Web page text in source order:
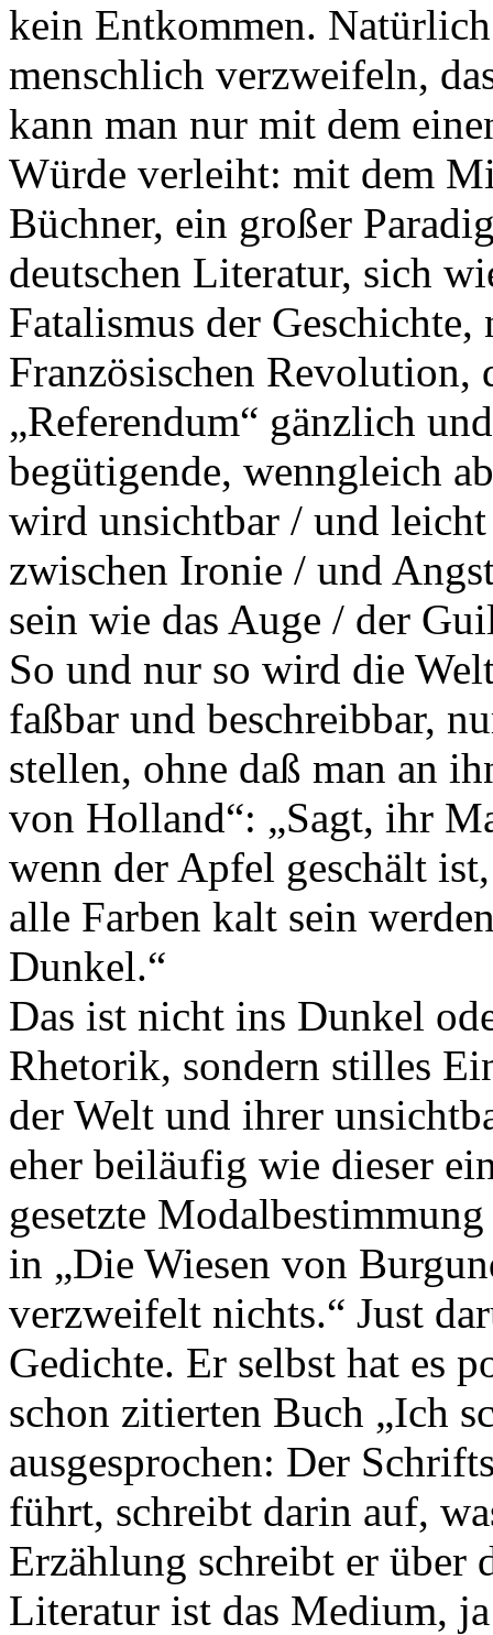
kein Entkommen.
menschlich verzweifeln,
kann man nur mit dem
Würde verleiht: mit dem
Büchner, ein großer
deutschen Literatur, sich
Fatalismus der
Französischen
„Referendum“ gänzlich
begütigende, wenngleich
wird unsichtbar / und leicht
zwischen Ironie / und
sein wie das Auge / der
So und nur so wird die
faßbar und beschreibbar,
stellen, ohne daß man an
von Holland“: „Sagt, ihr
wenn der Apfel geschält
alle Farben kalt sein
Dunkel.“
Das ist nicht ins Dunkel
Rhetorik, sondern stilles
der Welt und ihrer
eher beiläufig wie dieser
gesetzte
in „Die Wiesen von
verzweifelt nichts.“ Just
Gedichte. Er selbst hat es
schon zitierten Buch „Ich
ausgesprochen: Der
führt, schreibt darin auf,
Erzählung schreibt er über
Literatur ist das Medium,